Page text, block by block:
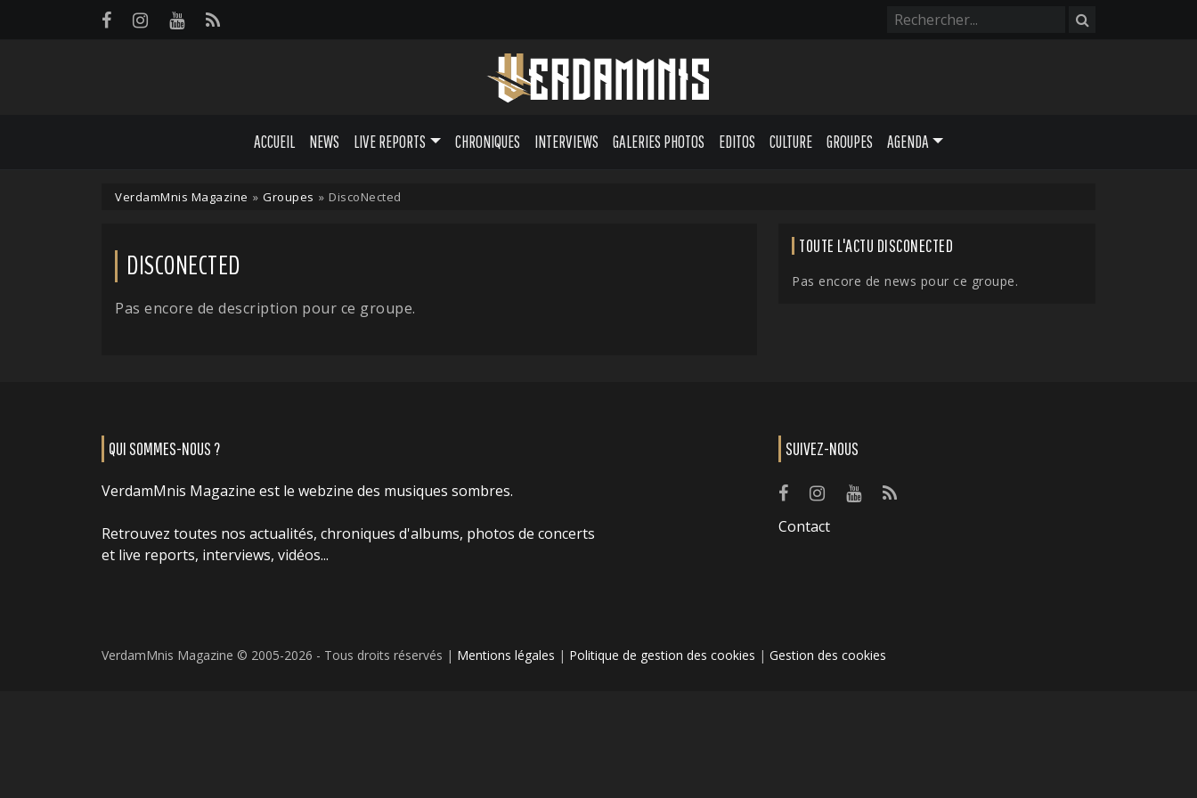
ACCUEIL NEWS LIVE REPORTS CHRONIQUES INTERVIEWS GALERIES PHOTOS EDITOS CULTURE GROUPES AGENDA
VerdamMnis Magazine » Groupes » DiscoNected
DISCONECTED
Pas encore de description pour ce groupe.
TOUTE L'ACTU DISCONECTED
Pas encore de news pour ce groupe.
QUI SOMMES-NOUS ?
VerdamMnis Magazine est le webzine des musiques sombres.
Retrouvez toutes nos actualités, chroniques d'albums, photos de concerts
et live reports, interviews, vidéos...
SUIVEZ-NOUS
Contact
VerdamMnis Magazine © 2005-2026 - Tous droits réservés | Mentions légales | Politique de gestion des cookies | Gestion des cookies
Panneau de gestion des cookies